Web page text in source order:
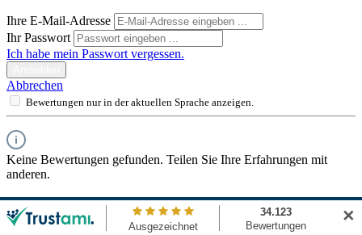
Ihre E-Mail-Adresse
Ihr Passwort
Ich habe mein Passwort vergessen.
Abbrechen
Bewertungen nur in der aktuellen Sprache anzeigen.
Keine Bewertungen gefunden. Teilen Sie Ihre Erfahrungen mit
anderen.
Ähnliche Artikel
✕